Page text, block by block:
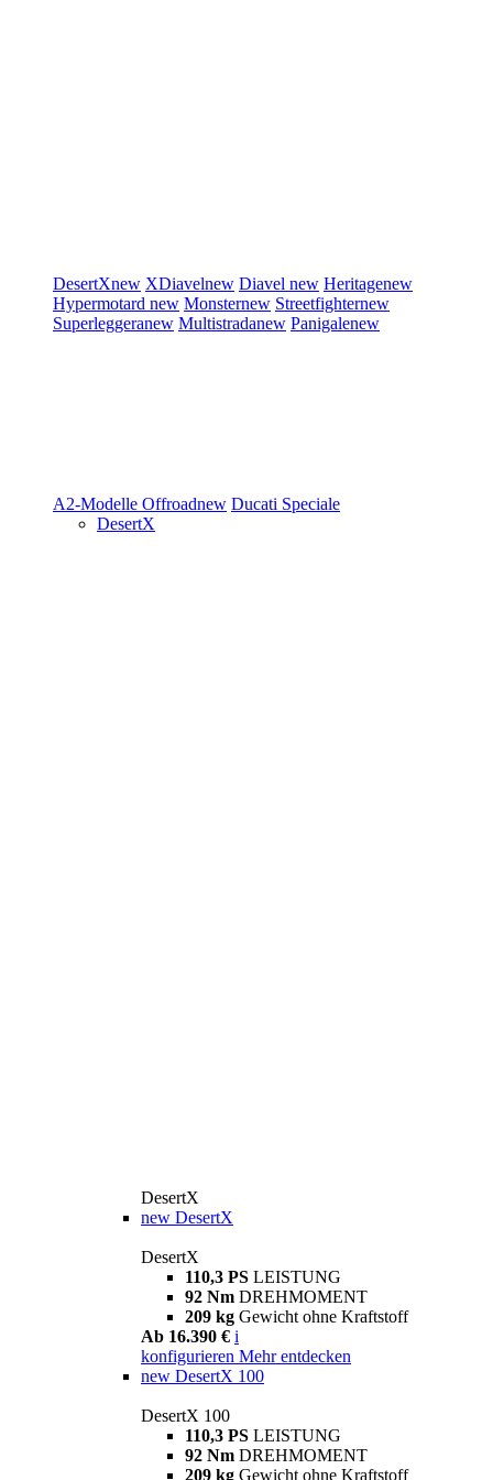
DesertXnew XDiavelnew Diavel new Heritagenew
Hypermotard new Monsternew Streetfighternew
Superleggeranew Multistradanew Panigalenew
A2-Modelle Offroadnew Ducati Speciale
DesertX
DesertX
new DesertX
DesertX
110,3 PS LEISTUNG
92 Nm DREHMOMENT
209 kg Gewicht ohne Kraftstoff
Ab 16.390 € i
konfigurieren Mehr entdecken
new DesertX 100
DesertX 100
110,3 PS LEISTUNG
92 Nm DREHMOMENT
209 kg Gewicht ohne Kraftstoff